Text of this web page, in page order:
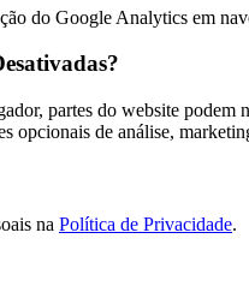
do Google Analytics em
partes do website
opcionais de análise,
na Política de Privacidade.